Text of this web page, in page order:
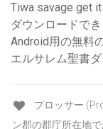
Tiwa savage get
ダウンロードで
Android用の無料
エルサレム聖書
プロッサー
ン郡の郡庁所在地